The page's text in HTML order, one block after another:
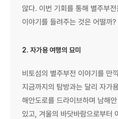
않다. 이번 기회를 통해 별주부
이야기를 들려주는 것은 어떨까?
2. 자가용 여행의 묘미
비토섬의 별주부전 이야기를 만
지금까지의 탐방과는 달리 자가
해안도로를 드라이브하며 남해
있고, 겨울의 바닷바람으로부터